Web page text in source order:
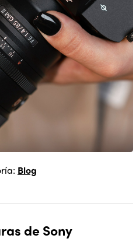
Blog
de Sony